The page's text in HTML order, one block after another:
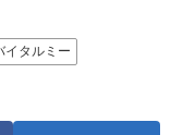
イタルミー